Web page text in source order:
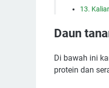
13.
Daun
Di bawah ini
protein dan